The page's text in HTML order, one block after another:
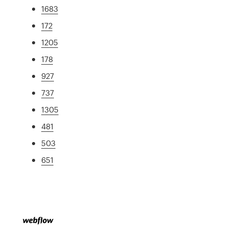
1683
172
1205
178
927
737
1305
481
503
651